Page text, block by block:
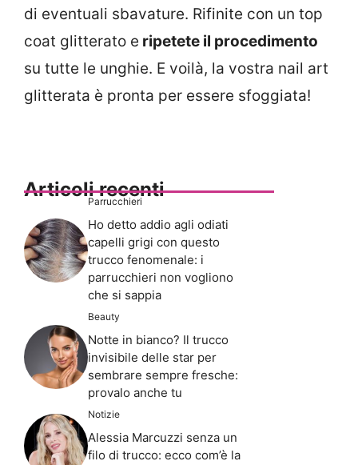
di eventuali sbavature. Rifinite con un top
coat glitterato e ripetete il procedimento
su tutte le unghie. E voilà, la vostra nail art
glitterata è pronta per essere sfoggiata!
Articoli recenti
Parrucchieri
Ho detto addio agli odiati
capelli grigi con questo
trucco fenomenale: i
parrucchieri non vogliono
che si sappia
Beauty
Notte in bianco? Il trucco
invisibile delle star per
sembrare sempre fresche:
provalo anche tu
Notizie
Alessia Marcuzzi senza un
filo di trucco: ecco com’è la